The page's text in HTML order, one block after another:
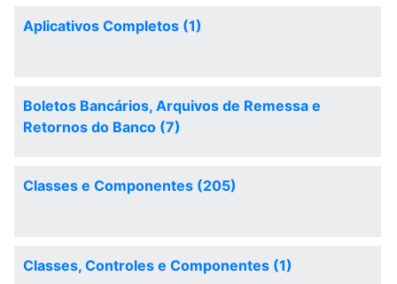
Aplicativos Completos (1)
Boletos Bancários, Arquivos de Remessa e
Retornos do Banco (7)
Classes e Componentes (205)
Classes, Controles e Componentes (1)